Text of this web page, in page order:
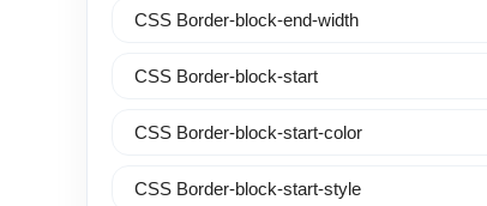
CSS Border-block-end-width
CSS Border-block-start
CSS Border-block-start-color
CSS Border-block-start-style